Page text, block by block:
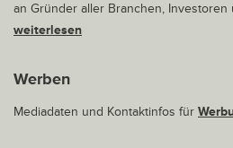
an Gründer aller Branchen,
weiterlesen
Werben
Mediadaten und Kontaktinfos für